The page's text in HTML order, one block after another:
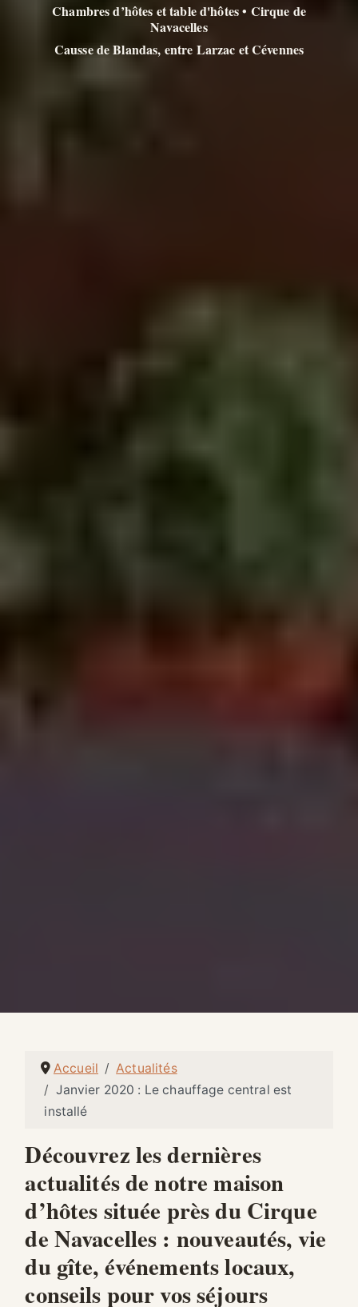
Chambres d’hôtes et table d'hôtes • Cirque de
Navacelles
Causse de Blandas, entre Larzac et Cévennes
Accueil
Actualités
Janvier 2020 : Le chauffage central est
installé
Découvrez les dernières
actualités de notre maison
d’hôtes située près du Cirque
de Navacelles : nouveautés, vie
du gîte, événements locaux,
conseils pour vos séjours